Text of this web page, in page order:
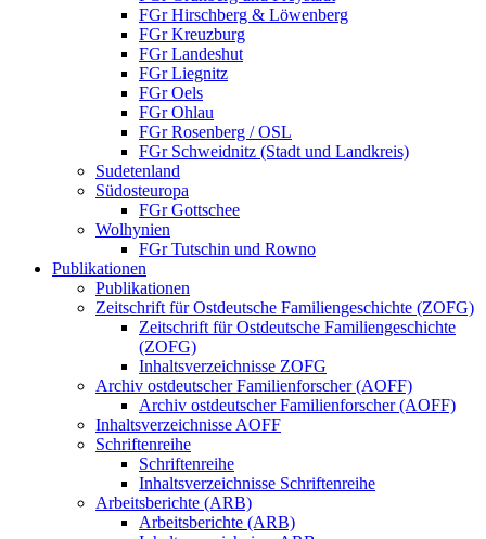
FGr Hirschberg & Löwenberg
FGr Kreuzburg
FGr Landeshut
FGr Liegnitz
FGr Oels
FGr Ohlau
FGr Rosenberg / OSL
FGr Schweidnitz (Stadt und Landkreis)
Sudetenland
Südosteuropa
FGr Gottschee
Wolhynien
FGr Tutschin und Rowno
Publikationen
Publikationen
Zeitschrift für Ostdeutsche Familiengeschichte (ZOFG)
Zeitschrift für Ostdeutsche Familiengeschichte
(ZOFG)
Inhaltsverzeichnisse ZOFG
Archiv ostdeutscher Familienforscher (AOFF)
Archiv ostdeutscher Familienforscher (AOFF)
Inhaltsverzeichnisse AOFF
Schriftenreihe
Schriftenreihe
Inhaltsverzeichnisse Schriftenreihe
Arbeitsberichte (ARB)
Arbeitsberichte (ARB)